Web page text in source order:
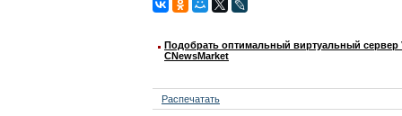
Подобрать оптимальный виртуальный сервер
CNewsMarket
Распечатать